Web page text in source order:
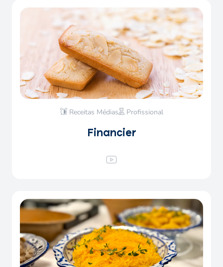
Receitas Médias Profissional
Financier